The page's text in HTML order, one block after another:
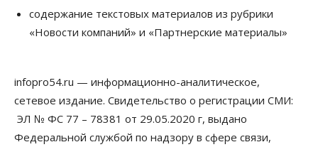
Россия построит в Киргизии новый кампус КРСУ:
30 гектаров, 15 тысяч студентов и 30 миллиардов
рублей
Общество
Новосибирским студентам помогают
адаптироваться к учебе через культуру
06 Августа 2026, 18:00
содержание текстовых материалов из рубрики
«Новости компаний» и «Партнерские материалы»
infopro54.ru — информационно-аналитическое,
сетевое издание. Свидетельство о регистрации СМИ:
ЭЛ № ФС 77 – 78381 от 29.05.2020 г, выдано
Федеральной службой по надзору в сфере связи,